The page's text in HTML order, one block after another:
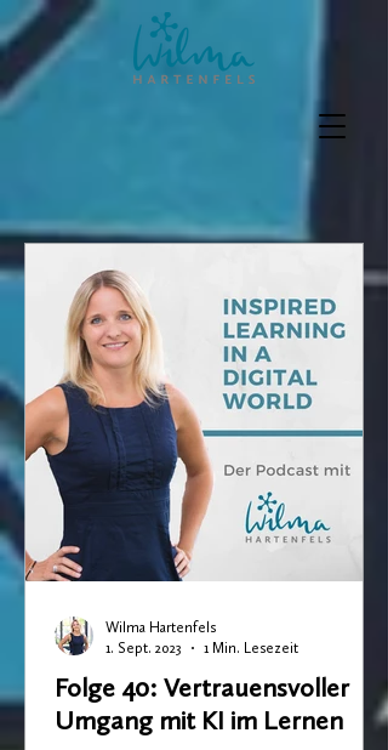
Folge 40: Vertrauensvoller
Umgang mit KI im Lernen
Wilma Hartenfels
1. Sept. 2023
1 Min. Lesezeit